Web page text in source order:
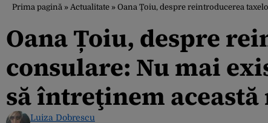
Prima pagină » Actualitate » Oana Țoiu, despre reintroducerea
Oana Țoiu, despre
consulare: Nu mai
să întreţinem
Luiza Dobrescu